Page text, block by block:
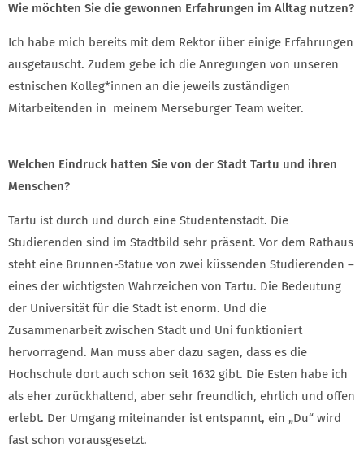
Wie möchten Sie die gewonnen Erfahrungen im Alltag nutzen?
Ich habe mich bereits mit dem Rektor über einige Erfahrungen
ausgetauscht. Zudem gebe ich die Anregungen von unseren
estnischen Kolleg*innen an die jeweils zuständigen
Mitarbeitenden in meinem Merseburger Team weiter.
Welchen Eindruck hatten Sie von der Stadt Tartu und ihren
Menschen?
Tartu ist durch und durch eine Studentenstadt. Die
Studierenden sind im Stadtbild sehr präsent. Vor dem Rathaus
steht eine Brunnen-Statue von zwei küssenden Studierenden –
eines der wichtigsten Wahrzeichen von Tartu. Die Bedeutung
der Universität für die Stadt ist enorm. Und die
Zusammenarbeit zwischen Stadt und Uni funktioniert
hervorragend. Man muss aber dazu sagen, dass es die
Hochschule dort auch schon seit 1632 gibt. Die Esten habe ich
als eher zurückhaltend, aber sehr freundlich, ehrlich und offen
erlebt. Der Umgang miteinander ist entspannt, ein „Du“ wird
fast schon vorausgesetzt.